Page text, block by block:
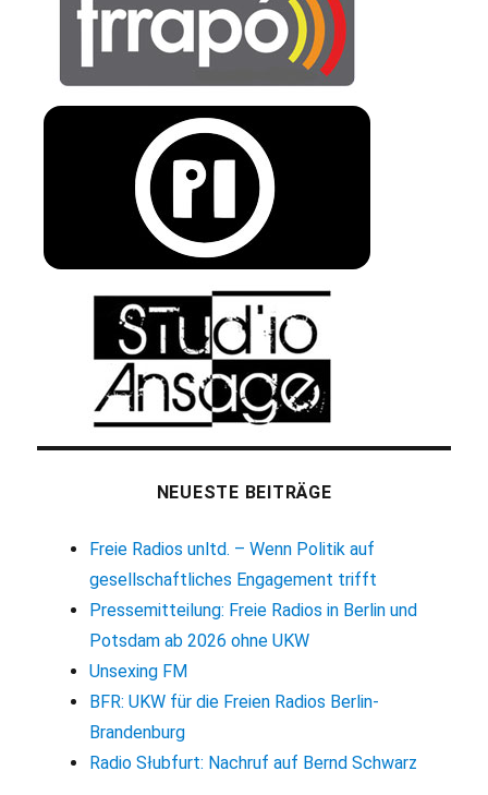
NEUESTE BEITRÄGE
Freie Radios unltd. – Wenn Politik auf
gesellschaftliches Engagement trifft
Pressemitteilung: Freie Radios in Berlin und
Potsdam ab 2026 ohne UKW
Unsexing FM
BFR: UKW für die Freien Radios Berlin-
Brandenburg
Radio Słubfurt: Nachruf auf Bernd Schwarz